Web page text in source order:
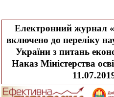
Електронний журнал
включено до переліку
України з питань
Наказ Міністерства